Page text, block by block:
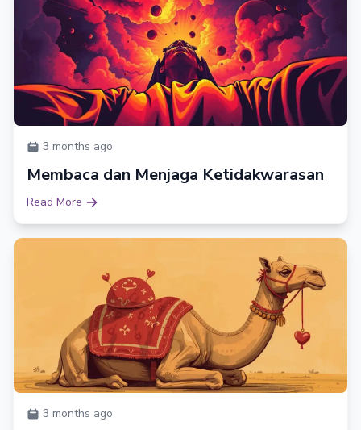
3 months ago
Membaca dan Menjaga Ketidakwarasan
Read More
3 months ago